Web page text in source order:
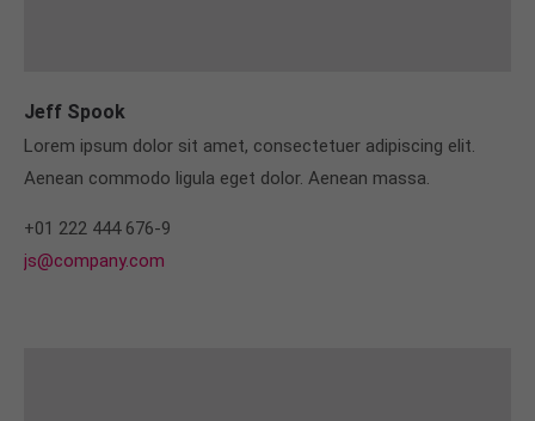
Jeff Spook
Lorem ipsum dolor sit amet, consectetuer adipiscing elit.
Aenean commodo ligula eget dolor. Aenean massa.
+01 222 444 676-9
js@company.com